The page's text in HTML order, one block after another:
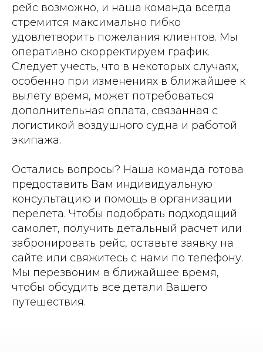
рейс возможно, и наша команда всегда
стремится максимально гибко
удовлетворить пожелания клиентов. Мы
оперативно скорректируем график.
Следует учесть, что в некоторых случаях,
особенно при изменениях в ближайшее к
вылету время, может потребоваться
дополнительная оплата, связанная с
логистикой воздушного судна и работой
экипажа.
Остались вопросы? Наша команда готова
предоставить Вам индивидуальную
консультацию и помощь в организации
перелета. Чтобы подобрать подходящий
самолет, получить детальный расчет или
забронировать рейс, оставьте заявку на
сайте или свяжитесь с нами по телефону.
Мы перезвоним в ближайшее время,
чтобы обсудить все детали Вашего
путешествия.